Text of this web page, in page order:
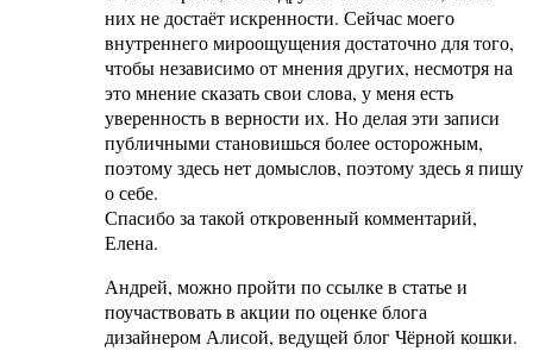
них не достаёт искренности. Сейчас моего
внутреннего мироощущения достаточно для того,
чтобы независимо от мнения других, несмотря на
это мнение сказать свои слова, у меня есть
уверенность в верности их. Но делая эти записи
публичными становишься более осторожным,
поэтому здесь нет домыслов, поэтому здесь я пишу
о себе.
Спасибо за такой откровенный комментарий,
Елена.
Андрей, можно пройти по ссылке в статье и
поучаствовать в акции по оценке блога
дизайнером Алисой, ведущей блог Чёрной кошки.